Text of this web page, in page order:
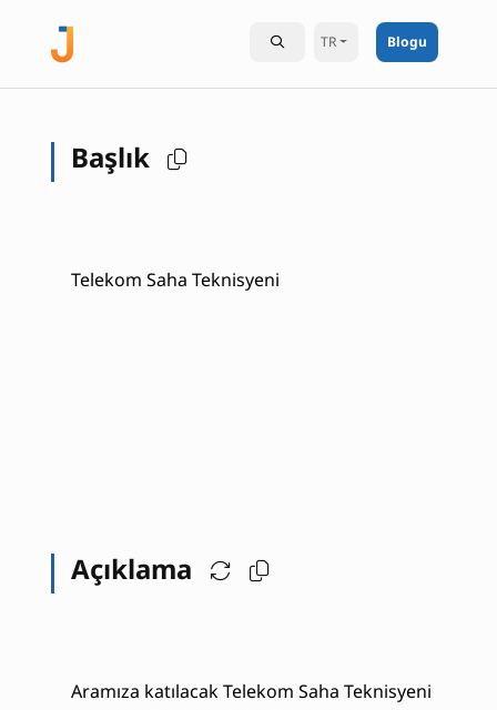
TR Blogu
Başlık
Telekom Saha Teknisyeni
Açıklama
Aramıza katılacak Telekom Saha Teknisyeni